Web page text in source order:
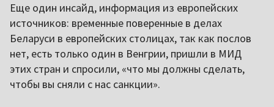
Еще один инсайд, информация из европейских
источников: временные поверенные в делах
Беларуси в европейских столицах, так как послов
нет, есть только один в Венгрии, пришли в МИД
этих стран и спросили, «что мы должны сделать,
чтобы вы сняли с нас санкции».